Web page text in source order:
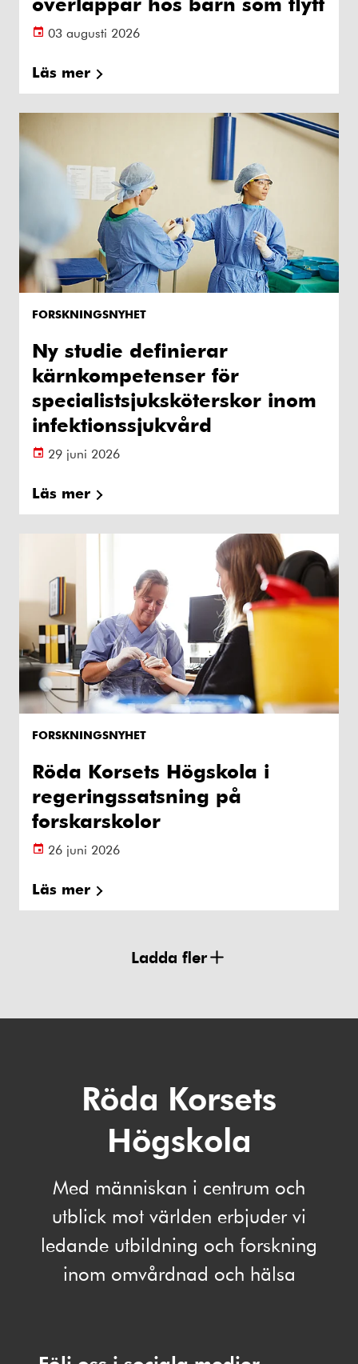
03 augusti 2026
Läs mer
FORSKNINGSNYHET
Ny studie definierar
kärnkompetenser för
specialistsjuksköterskor inom
infektionssjukvård
29 juni 2026
Läs mer
FORSKNINGSNYHET
Röda Korsets Högskola i
regeringssatsning på
forskarskolor
26 juni 2026
Läs mer
Ladda fler
Röda Korsets
Högskola
Med människan i centrum och
utblick mot världen erbjuder vi
ledande utbildning och forskning
inom omvårdnad och hälsa